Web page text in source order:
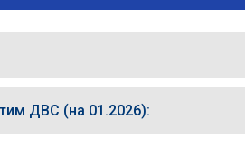
ДВС (на 01.2026):